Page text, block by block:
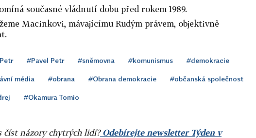
současné vládnutí dobu před rokem 1989.
Macinkovi, mávajícímu Rudým právem, objektivně
#Pavel Petr #sněmovna #komunismus #demokracie
média #obrana #Obrana demokracie #občanská společnost
#Okamura Tomio
číst názory chytrých lidí?Odebírejte newsletter Týden v